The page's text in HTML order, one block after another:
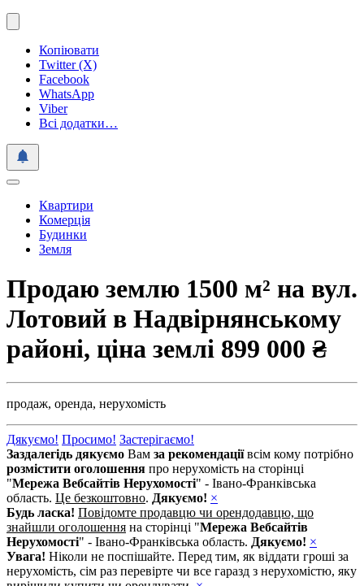
Копіювати
Twitter (X)
Facebook
WhatsApp
Viber
Всі додатки…
Квартири
Комерція
Будинки
Земля
Продаю землю 1500 м² на вул.
Лотовий в Надвірнянському
районі, ціна землі 899 000 ₴
продаж, оренда, нерухомість
Дякуємо! Просимо! Застерігаємо!
Заздалегідь дякуємо Вам за рекомендаціївсім кому потрібно
розмістити оголошення про нерухомість на сторінці
"Мережа Вебсайтів Нерухомості" - Івано-Франківська
область. Це безкоштовно. Дякуємо! ×
Будь ласка! Повідомте продавцю чи орендодавцю, що
знайшли оголошення на сторінці "Мережа Вебсайтів
Нерухомості" - Івано-Франківська область. Дякуємо! ×
Увага! Ніколи не поспішайте. Перед тим, як віддати гроші за
нерухомість, сім раз перевірте чи все гаразд з нерухомістю, яку